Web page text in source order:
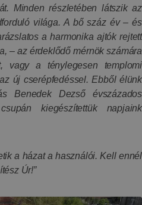
Minden részletében látszik az
világa. A bő száz év – és
a harmonika ajtók rejtett
– az érdeklődő mérnök számára
vagy a ténylegesen templomi
új cserépfedéssel. Ebből élünk
Benedek Dezső évszázados
kiegészítettük napjaink
a házat a használói. Kell ennél
Úr!”